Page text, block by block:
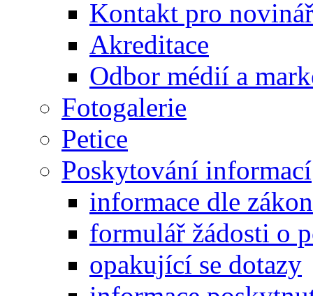
Kontakt pro
Akreditace
Odbor médií a
Fotogalerie
Petice
Poskytování informací
informace dle
formulář žádosti o
opakující se dotazy